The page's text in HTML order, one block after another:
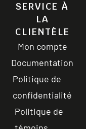
SERVICE À
LA
CLIENTÈLE
Mon compte
Documentation
Politique de
confidentialité
Politique de